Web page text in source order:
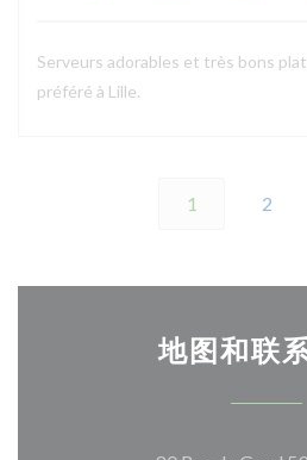
Serveurs adorables et très bons
préféré à Lille.
1 2
地图和联